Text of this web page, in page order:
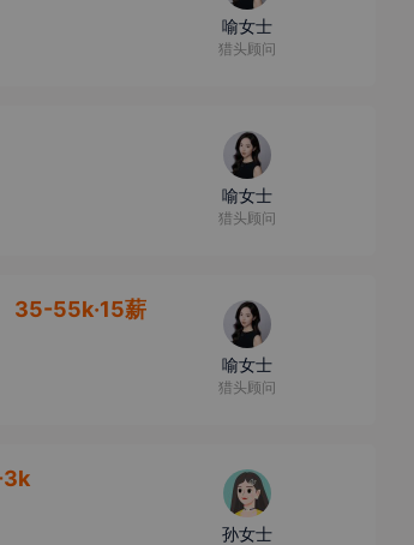
喻女士
猎头顾问
喻女士
猎头顾问
35-55k·15薪
喻女士
猎头顾问
孙女士